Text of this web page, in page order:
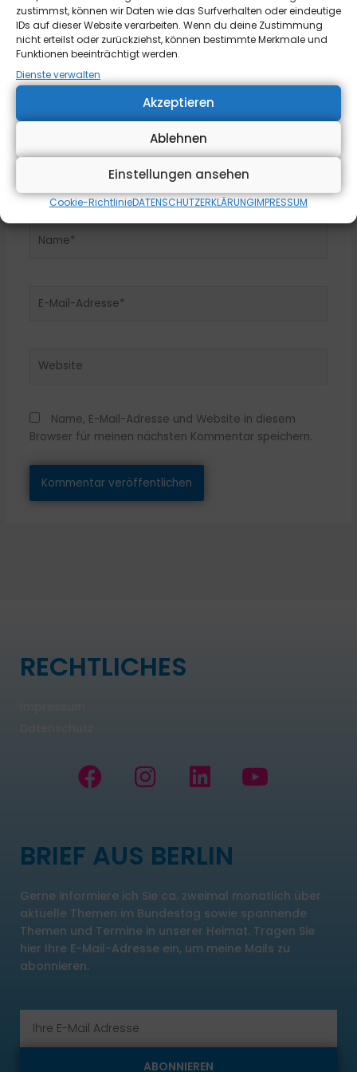
zustimmst, können wir Daten wie das Surfverhalten oder eindeutige
IDs auf dieser Website verarbeiten. Wenn du deine Zustimmung
nicht erteilst oder zurückziehst, können bestimmte Merkmale und
Funktionen beeinträchtigt werden.
Dienste verwalten
Akzeptieren
Ablehnen
Einstellungen ansehen
Cookie-RichtlinieDATENSCHUTZERKLÄRUNGIMPRESSUM
Erforderliche Felder sind mit*markiert
Hier
Mail-
Name, E-Mail-Adresse und Website in diesem
Browser für meinen nächsten Kommentar speichern.
RECHTLICHES
F
a
b
o
o
k
I
n
a
g
r
a
m
L
i
e
d
i
n
Y
o
b
e
BRIEF AUS BERLIN
Gerne informiere ich Sie ca. zweimal monatlich über
aktuelle Themen im Bundestag sowie spannende
Themen und Termine in unserer Heimat. Tragen Sie
hier Ihre E-Mail-Adresse ein, um meine Mails zu
abonnieren.
ABONNIEREN